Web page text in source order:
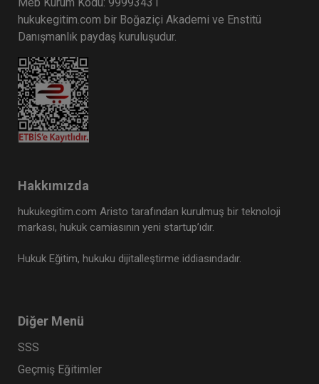
360 TL Sepete Ekle
Tüketici Hukuku Enstitüsü
Kongresi - I. Oturum
hukukegitim.com bir Boğaziçi Akademi ve Enstitü
Danışmanlık paydaş kuruluşudur.
Hakkımızda
hukukegitim.com Aristo tarafından kurulmuş bir teknoloji
markası, hukuk camiasının yeni startup’ıdır.
Hukuk Eğitim, hukuku dijitalleştirme iddiasındadır.
Diğer Menü
SSS
Geçmiş Eğitimler